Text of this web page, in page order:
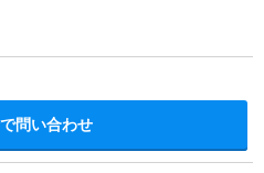
初回保証料：月額総賃料50％ 月額
引落手数料：350円
問い合わせ